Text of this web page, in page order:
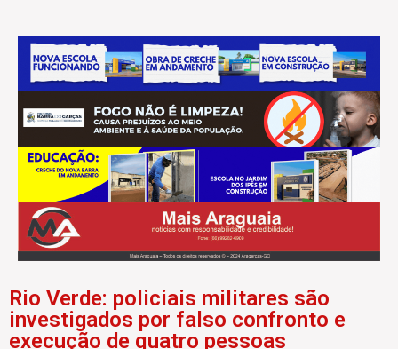
Rio Verde: policiais militares são
investigados por falso confronto e
execução de quatro pessoas